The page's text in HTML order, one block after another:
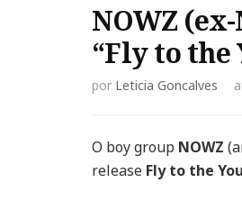
NOWZ
“Fly to the
por Leticia Goncalves
O boy group NOWZ
release Fly to the